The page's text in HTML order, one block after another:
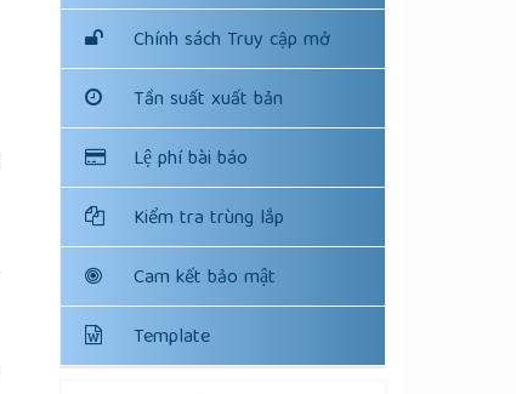
Chính sách Truy cập mở
Tần suất xuất bản
Lệ phí bài báo
Kiểm tra trùng lắp
Cam kết bảo mật
Template